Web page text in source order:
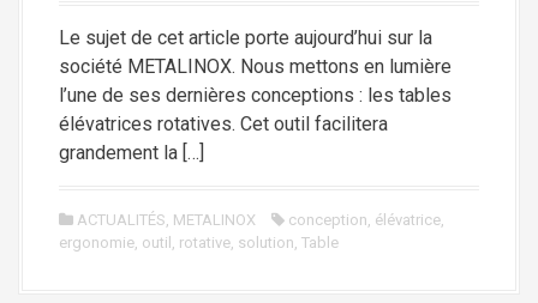
Le sujet de cet article porte aujourd’hui sur la
société METALINOX. Nous mettons en lumière
l’une de ses dernières conceptions : les tables
élévatrices rotatives. Cet outil facilitera
grandement la […]
ACTUALITÉS, METALINOX conception, élévatrice,
ergonomie, outil , rotative, solution, Table